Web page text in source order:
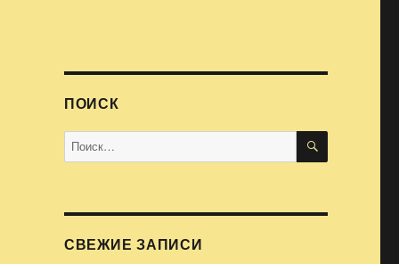
ПОИСК
Искать: ПОИСК
СВЕЖИЕ ЗАПИСИ